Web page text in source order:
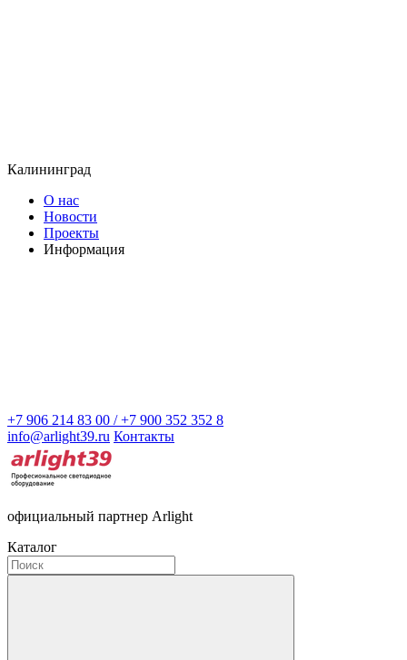
Калининград
О нас
Новости
Проекты
Информация
+7 906 214 83 00 / +7 900 352 352 8
info@arlight39.ru Контакты
официальный партнер Arlight
Каталог